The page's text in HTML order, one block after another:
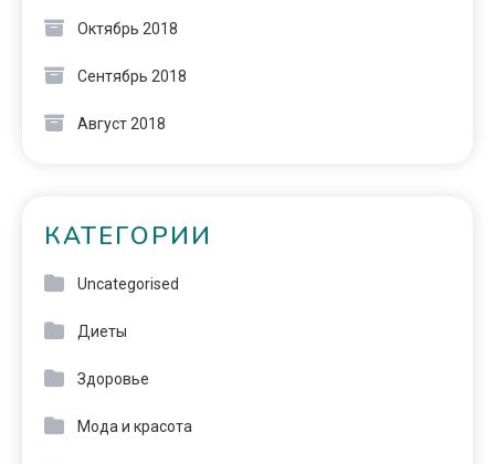
Октябрь 2018
Сентябрь 2018
Август 2018
КАТЕГОРИИ
Uncategorised
Диеты
Здоровье
Мода и красота